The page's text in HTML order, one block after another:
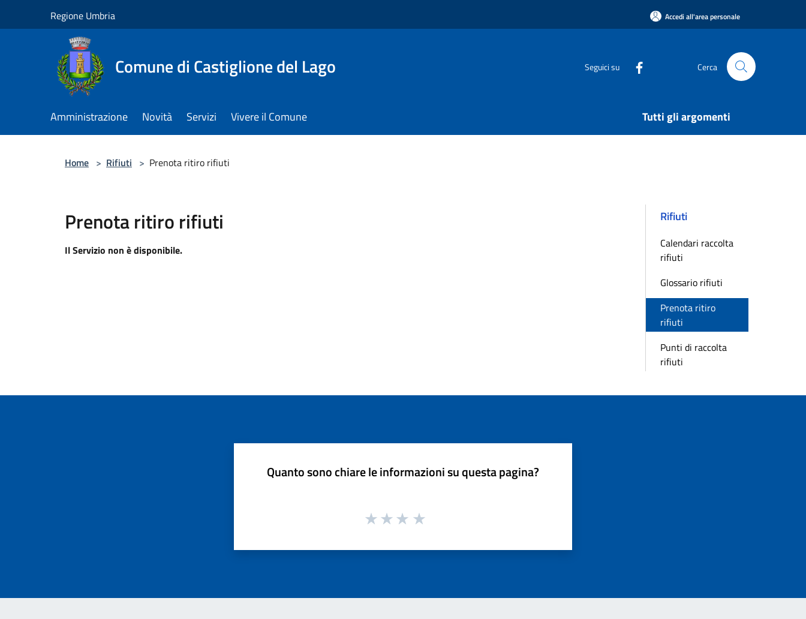
Regione Umbria Accedi all'area personale
Comune di Castiglione del Lago Seguici su Cerca
Amministrazione Novità Servizi Vivere il Comune Tutti gli argomenti
Home > Rifiuti > Prenota ritiro rifiuti
Prenota ritiro rifiuti
Il Servizio non è disponibile.
Rifiuti
Calendari raccolta
rifiuti
Glossario rifiuti
Prenota ritiro
rifiuti
Punti di raccolta
rifiuti
Quanto sono chiare le informazioni su questa pagina?